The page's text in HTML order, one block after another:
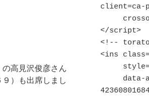
高見沢俊彦さん
９）も出席しまし
client=ca-
</script>
<!--
<ins